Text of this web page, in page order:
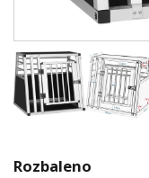
Rozbaleno